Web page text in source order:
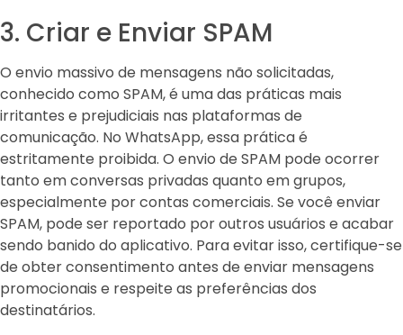
3. Criar e Enviar SPAM
O envio massivo de mensagens não solicitadas,
conhecido como SPAM, é uma das práticas mais
irritantes e prejudiciais nas plataformas de
comunicação. No WhatsApp, essa prática é
estritamente proibida. O envio de SPAM pode ocorrer
tanto em conversas privadas quanto em grupos,
especialmente por contas comerciais. Se você enviar
SPAM, pode ser reportado por outros usuários e acabar
sendo banido do aplicativo. Para evitar isso, certifique-se
de obter consentimento antes de enviar mensagens
promocionais e respeite as preferências dos
destinatários.